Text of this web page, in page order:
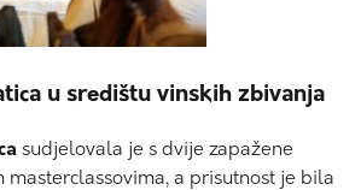
u središtu vinskih zbivanja
sudjelovala je s dvije zapažene
masterclassovima, a prisutnost je bila